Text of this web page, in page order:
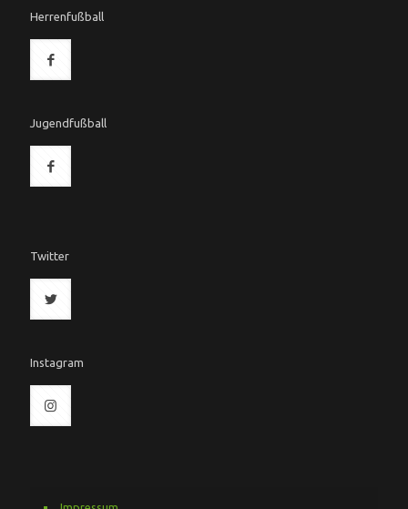
Herrenfußball
Jugendfußball
Twitter
Instagram